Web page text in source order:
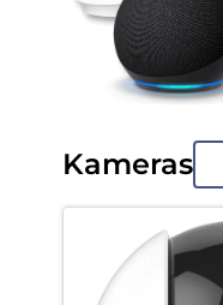
Kameras